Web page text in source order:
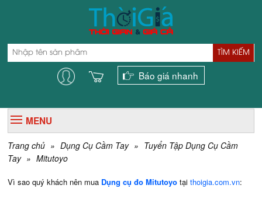
TÌM KIẾM
Báo giá nhanh
MENU
Trang chủ » Dụng Cụ Cầm Tay » Tuyển Tập Dụng Cụ Cầm
Tay » Mitutoyo
Vì sao quý khách nên mua Dụng cụ đo Mitutoyotạithoigia.com.vn: